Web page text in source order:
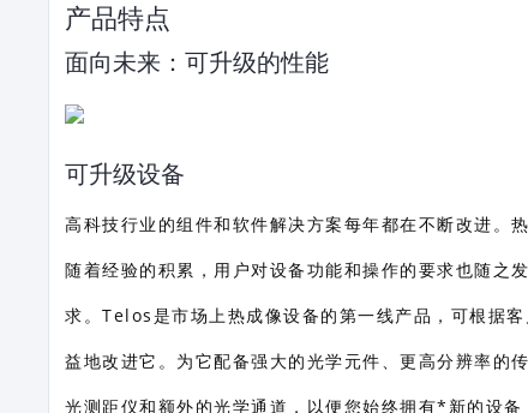
产品特点
面向未来：可升级的性能
可升级设备
高科技行业的组件和软件解决方案每年都在不断改进。
随着经验的积累，用户对设备功能和操作的要求也随之
求。Telos是市场上热成像设备的第一线产品，可根据
益地改进它。为它配备强大的光学元件、更高分辨率的
光测距仪和额外的光学通道，以便您始终拥有*新的设备